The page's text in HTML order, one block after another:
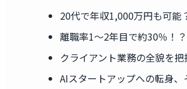
20代で年収1,000万円も可能
離職率1〜2年目で約30％！
クライアント業務の全貌を
AIスタートアップへの転身